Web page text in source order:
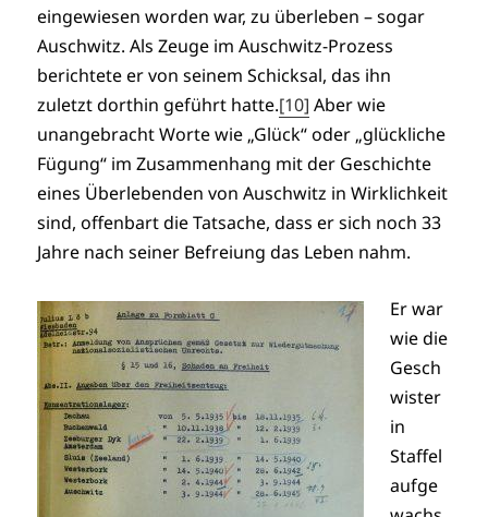
eingewiesen worden war, zu überleben – sogar
Auschwitz. Als Zeuge im Auschwitz-Prozess
berichtete er von seinem Schicksal, das ihn
zuletzt dorthin geführt hatte.[10] Aber wie
unangebracht Worte wie „Glück“ oder „glückliche
Fügung“ im Zusammenhang mit der Geschichte
eines Überlebenden von Auschwitz in Wirklichkeit
sind, offenbart die Tatsache, dass er sich noch 33
Jahre nach seiner Befreiung das Leben nahm.
Er war
wie die
Gesch
wister
in
Staffel
aufge